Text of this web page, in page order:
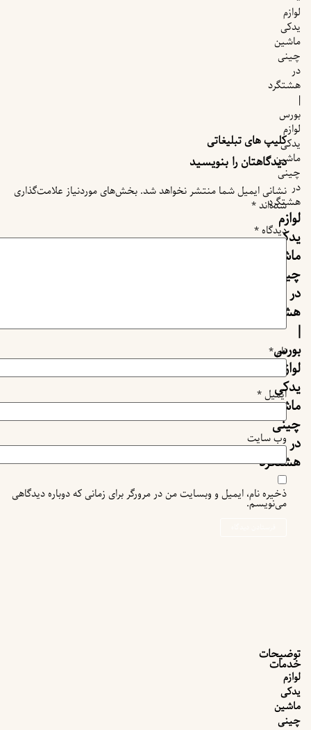
لوازم
یدکی
ماشین
چینی
هشتگرد
بورس
لوازم
یدکی
ماشین
چینی
هشتگرد
لوازم
یدکی
ماشین
چینی
در
هشتگرد
بورس
لوازم
یدکی
ماشین
چینی
در
هشتگرد
توضیحات
خدمات
لوازم
یدکی
ماشین
چینی
کلیپ های تبلیغاتی
دیدگاهتان را بنویسید
نشانی ایمیل شما منتشر نخواهد شد.بخش‌های موردنیاز علامت‌گذاری
شده‌اند*
دیدگاه*
نام*
ایمیل*
وب‌ سایت
ذخیره نام، ایمیل و وبسایت من در مرورگر برای زمانی که دوباره دیدگاهی
می‌نویسم.